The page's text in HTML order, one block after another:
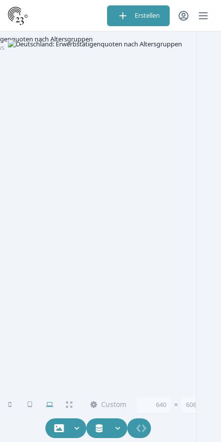
Erstellen
nach Altersgruppen
Custom